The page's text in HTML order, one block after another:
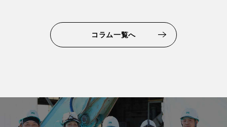
コラム一覧へ